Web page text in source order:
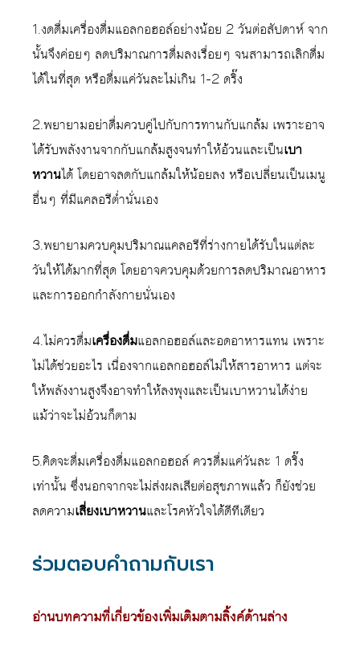
1.งดดื่มเครื่องดื่มแอลกอฮอล์อย่างน้อย 2 วันต่อสัปดาห์ จาก
นั้นจึงค่อยๆ ลดปริมาณการดื่มลงเรื่อยๆ จนสามารถเลิกดื่ม
ได้ในที่สุด หรือดื่มแค่วันละไม่เกิน 1-2 ดริ๊ง
2.พยายามอย่าดื่มควบคู่ไปกับการทานกับแกล้ม เพราะอาจ
ได้รับพลังงานจากกับแกล้มสูงจนทำให้อ้วนและเป็นเบา
หวานได้ โดยอาจลดกับแกล้มให้น้อยลง หรือเปลี่ยนเป็นเมนู
อื่นๆ ที่มีแคลอรีต่ำนั่นเอง
3.พยายามควบคุมปริมาณแคลอรีที่ร่างกายได้รับในแต่ละ
วันให้ได้มากที่สุด โดยอาจควบคุมด้วยการลดปริมาณอาหาร
และการออกกำลังกายนั่นเอง
4.ไม่ควรดื่มเครื่องดื่มแอลกอฮอล์และอดอาหารแทน เพราะ
ไม่ได้ช่วยอะไร เนื่องจากแอลกอฮอล์ไม่ให้สารอาหาร แต่จะ
ให้พลังงานสูงจึงอาจทำให้ลงพุงและเป็นเบาหวานได้ง่าย
แม้ว่าจะไม่อ้วนก็ตาม
5.คิดจะดื่มเครื่องดื่มแอลกอฮอล์ ควรดื่มแค่วันละ 1 ดริ๊ง
เท่านั้น ซึ่งนอกจากจะไม่ส่งผลเสียต่อสุขภาพแล้ว ก็ยังช่วย
ลดความเสี่ยงเบาหวานและโรคหัวใจได้ดีทีเดียว
ร่วมตอบคำถามกับเรา
อ่านบทความที่เกี่ยวข้องเพิ่มเติมตามลิ้งค์ด้านล่าง